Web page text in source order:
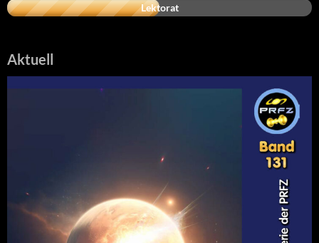
Lektorat
Aktuell